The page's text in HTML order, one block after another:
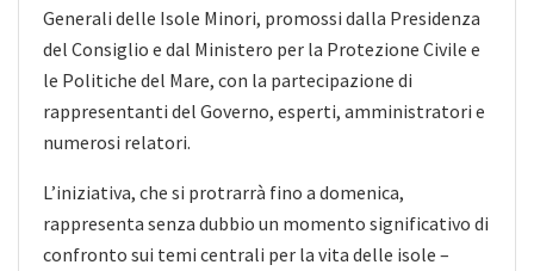
Generali delle Isole Minori, promossi dalla Presidenza
del Consiglio e dal Ministero per la Protezione Civile e
le Politiche del Mare, con la partecipazione di
rappresentanti del Governo, esperti, amministratori e
numerosi relatori.
L’iniziativa, che si protrarrà fino a domenica,
rappresenta senza dubbio un momento significativo di
confronto sui temi centrali per la vita delle isole –